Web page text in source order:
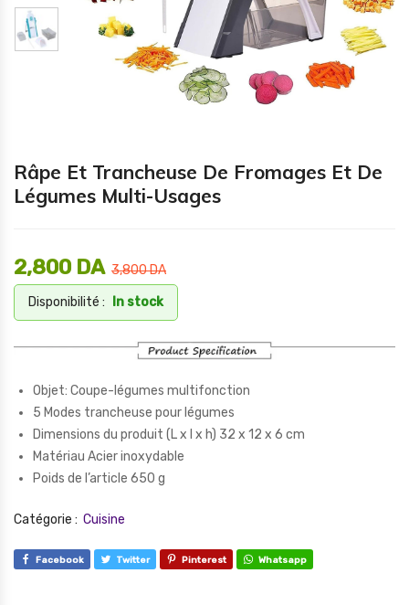
Râpe Et Trancheuse De Fromages Et De
Légumes Multi-Usages
3,800DA
2,800 DA
Disponibilité : In stock
Objet: Coupe-légumes multifonction
5 Modes trancheuse pour légumes
Dimensions du produit (L x l x h) ‎32 x 12 x 6 cm
Matériau ‎Acier inoxydable
Poids de l’article ‎650 g
Catégorie : Cuisine
Facebook Twitter Pinterest Whatsapp